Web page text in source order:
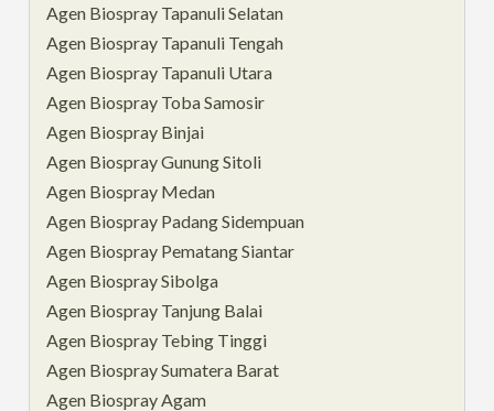
Agen Biospray Tapanuli Selatan
Agen Biospray Tapanuli Tengah
Agen Biospray Tapanuli Utara
Agen Biospray Toba Samosir
Agen Biospray Binjai
Agen Biospray Gunung Sitoli
Agen Biospray Medan
Agen Biospray Padang Sidempuan
Agen Biospray Pematang Siantar
Agen Biospray Sibolga
Agen Biospray Tanjung Balai
Agen Biospray Tebing Tinggi
Agen Biospray Sumatera Barat
Agen Biospray Agam